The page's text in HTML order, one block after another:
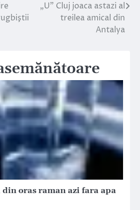
„U” Cluj joaca astazi al
treilea amical din
Antalya
oras raman azi fara apa